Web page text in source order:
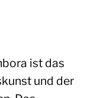
ist das
und der